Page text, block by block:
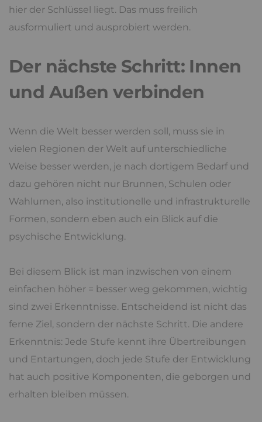
hier der Schlüssel liegt. Das muss freilich
ausformuliert und ausprobiert werden.
Der nächste Schritt: Innen
und Außen verbinden
Wenn die Welt besser werden soll, muss sie in
vielen Regionen der Welt auf unterschiedliche
Weise besser werden, je nach dortigem Bedarf und
dazu gehören nicht nur Brunnen, Schulen oder
Wahlurnen, also institutionelle und infrastrukturelle
Formen, sondern eben auch ein Blick auf die
psychische Entwicklung.
Bei diesem Blick ist man inzwischen von einem
einfachen höher = besser weg gekommen, wichtig
sind zwei Erkenntnisse. Entscheidend ist nicht das
ferne Ziel, sondern der nächste Schritt. Die andere
Erkenntnis: Jede Stufe kennt ihre Übertreibungen
und Entartungen, doch jede Stufe der Entwicklung
hat auch positive Komponenten, die geborgen und
erhalten bleiben müssen.